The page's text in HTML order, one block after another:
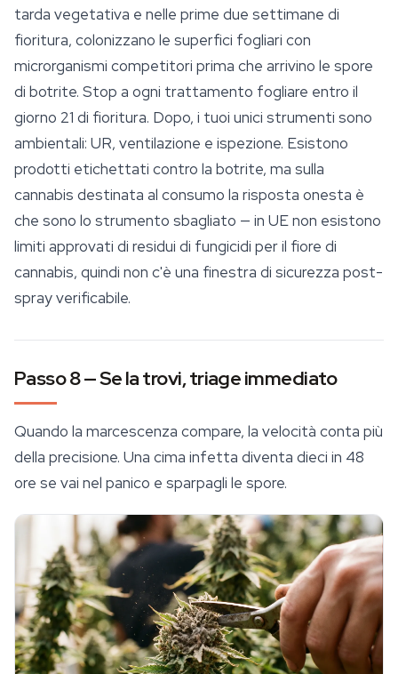
tarda vegetativa e nelle prime due settimane di
fioritura, colonizzano le superfici fogliari con
microrganismi competitori prima che arrivino le spore
di botrite. Stop a ogni trattamento fogliare entro il
giorno 21 di fioritura. Dopo, i tuoi unici strumenti sono
ambientali: UR, ventilazione e ispezione. Esistono
prodotti etichettati contro la botrite, ma sulla
cannabis destinata al consumo la risposta onesta è
che sono lo strumento sbagliato — in UE non esistono
limiti approvati di residui di fungicidi per il fiore di
cannabis, quindi non c'è una finestra di sicurezza post-
spray verificabile.
Passo 8 — Se la trovi, triage immediato
Quando la marcescenza compare, la velocità conta più
della precisione. Una cima infetta diventa dieci in 48
ore se vai nel panico e sparpagli le spore.